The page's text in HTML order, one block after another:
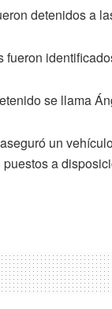
detenidos a
fueron
se llama
un
a